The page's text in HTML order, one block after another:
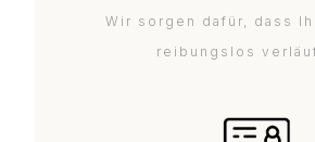
Wir sorgen dafür, dass
reibungslos